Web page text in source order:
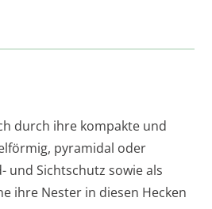
durch ihre kompakte und
pyramidal oder
und Sichtschutz sowie als
ihre Nester in diesen Hecken